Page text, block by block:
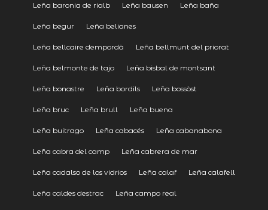
Leña baronia de rialb Leña bausen Leña baña
Leña begur Leña belianes
Leña bellcaire dempordà Leña bellmunt del priorat
Leña belmonte de tajo Leña bisbal de montsant
Leña bonastre Leña bordils Leña bossòst
Leña bruc Leña brull Leña buena
Leña buitrago Leña cabacés Leña cabanabona
Leña cabra del camp Leña cabrera de mar
Leña cadalso de los vidrios Leña calaf Leña calafell
Leña caldes destrac Leña campo real